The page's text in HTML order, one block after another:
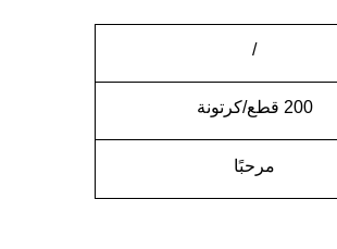
/
200 قطع/كرتونة
مرحبًا